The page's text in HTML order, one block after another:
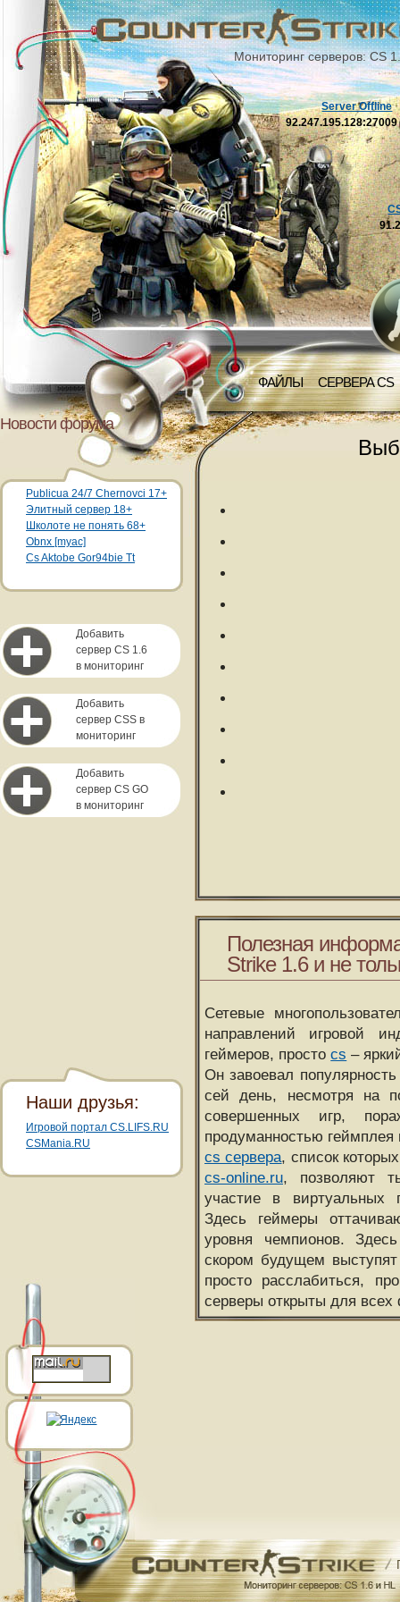
Мониторинг серверов: CS
ФАЙЛЫ СЕРВЕРА CS
Server Offline
92.247.195.128:27009
Новости форума
Publicua 24/7 Chernovci 17+
Элитный сервер 18+
Школоте не понять 68+
Obnx [myac]
Cs Aktobe Gor94bie Tt
Добавить
сервер CS 1.6
в мониторинг
Добавить
сервер CSS в
мониторинг
Добавить
сервер CS GO
в мониторинг
Полезная
Strike 1.6 и не
Сетевые
направлений игровой
геймеров, простоcs –
Он завоевал
сей день, несмотря на
совершенных игр,
продуманностью
cs сервера, список
cs-online.ru, позволяют
участие в виртуальных
Здесь геймеры
уровня чемпионов.
скором будущем
просто расслабиться,
серверы открыты для всех
Наши друзья:
Игровой портал CS.LIFS.RU
CSMania.RU